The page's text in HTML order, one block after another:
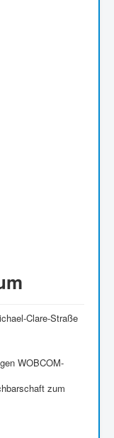
Clare-Straße
WOBCOM-
zum